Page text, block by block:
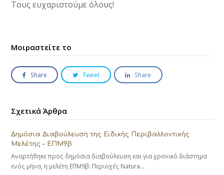
Τους ευχαριστούμε όλους!
Μοιραστείτε το
Share Tweet Share
Σχετικά Άρθρα
Δημόσια Διαβούλευση της Ειδικής Περιβαλλοντικής
Μελέτης – ΕΠΜ9β
Αναρτήθηκε προς δημόσια διαβούλευση και για χρονικό διάστημα
ενός μήνα, η μελέτη ΕΠΜ9β: Περιοχές Natura…